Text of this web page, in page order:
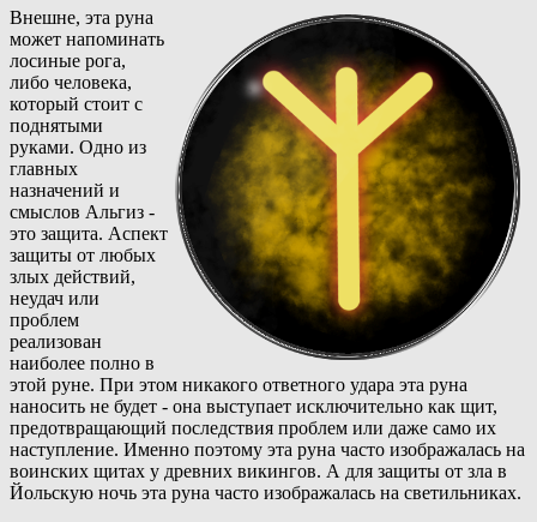
Внешне, эта руна
может напоминать
лосиные рога,
либо человека,
который стоит с
поднятыми
руками. Одно из
главных
назначений и
смыслов Альгиз -
это защита. Аспект
защиты от любых
злых действий,
неудач или
проблем
реализован
наиболее полно в
этой руне. При этом никакого ответного удара эта руна
наносить не будет - она выступает исключительно как щит,
предотвращающий последствия проблем или даже само их
наступление. Именно поэтому эта руна часто изображалась на
воинских щитах у древних викингов. А для защиты от зла в
Йольскую ночь эта руна часто изображалась на светильниках.